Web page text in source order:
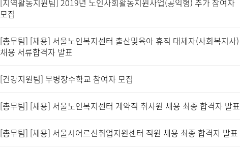
[지역활동지원팀] 2019년 노인사회활동지원사업(공익형) 추가 참여자
모집
[총무팀] [채용] 서울노인복지센터 출산및육아 휴직 대체자(사회복지사)
채용 서류합격자 발표
[건강지원팀] 무병장수학교 참여자 모집
[총무팀] [채용] 서울노인복지센터 계약직 취사원 채용 최종 합격자 발표
[총무팀] [채용] 서울시어르신취업지원센터 직원 채용 최종 합격자 발표